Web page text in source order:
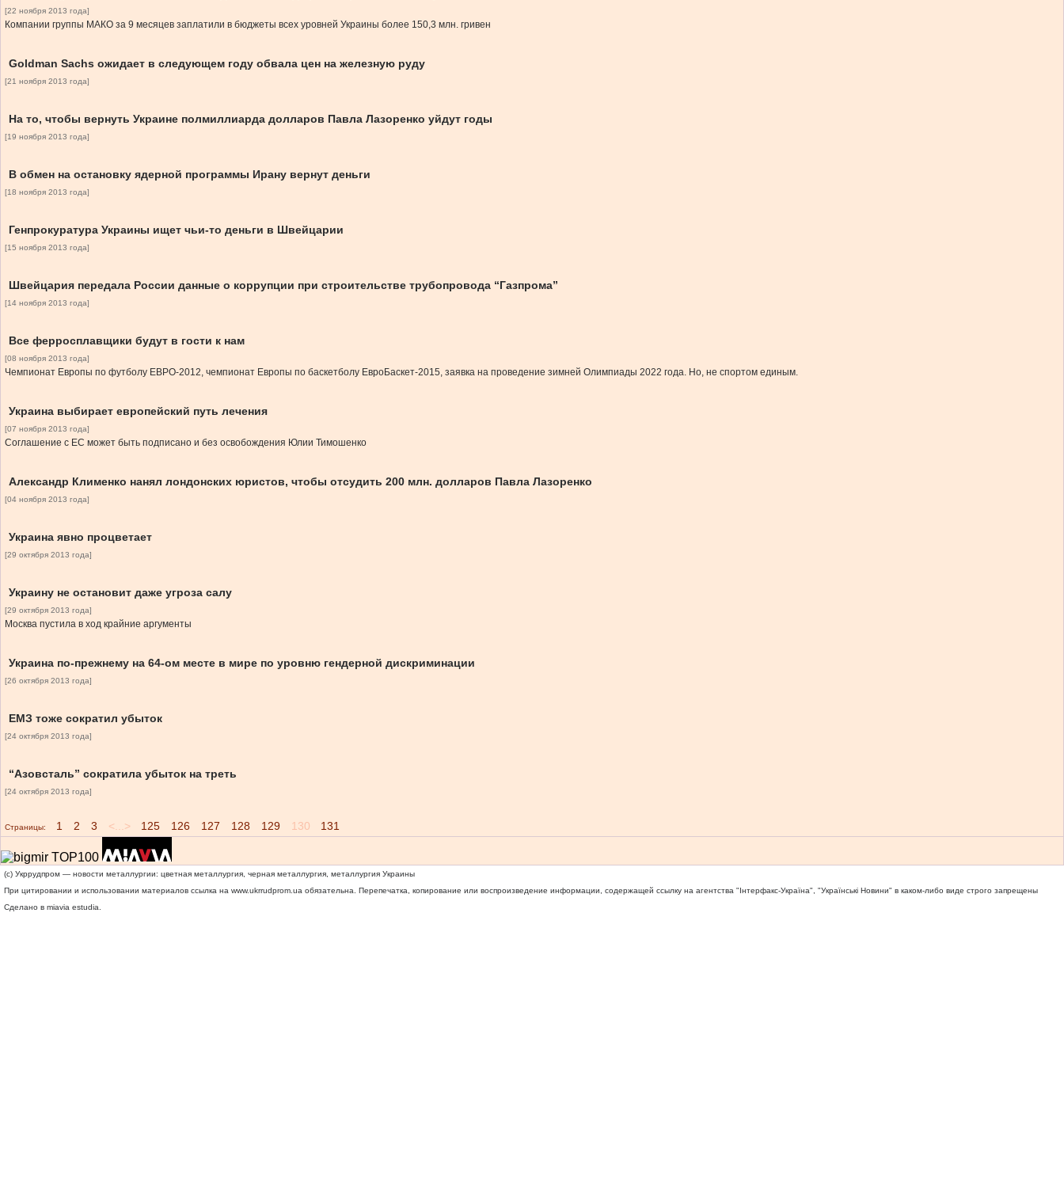
[22 ноября 2013 года]
Компании группы МАКО за 9 месяцев заплатили в бюджеты всех уровней Украины более 150,3 млн. гривен
Goldman Sachs ожидает в следующем году обвала цен на железную руду
[21 ноября 2013 года]
На то, чтобы вернуть Украине полмиллиарда долларов Павла Лазоренко уйдут годы
[19 ноября 2013 года]
В обмен на остановку ядерной программы Ирану вернут деньги
[18 ноября 2013 года]
Генпрокуратура Украины ищет чьи-то деньги в Швейцарии
[15 ноября 2013 года]
Швейцария передала России данные о коррупции при строительстве трубопровода “Газпрома”
[14 ноября 2013 года]
Все ферросплавщики будут в гости к нам
[08 ноября 2013 года]
Чемпионат Европы по футболу ЕВРО-2012, чемпионат Европы по баскетболу ЕвроБаскет-2015, заявка на проведение зимней Олимпиады 2022 года. Но, не спортом единым.
Украина выбирает европейский путь лечения
[07 ноября 2013 года]
Соглашение с ЕС может быть подписано и без освобождения Юлии Тимошенко
Александр Клименко нанял лондонских юристов, чтобы отсудить 200 млн. долларов Павла Лазоренко
[04 ноября 2013 года]
Украина явно процветает
[29 октября 2013 года]
Украину не остановит даже угроза салу
[29 октября 2013 года]
Москва пустила в ход крайние аргументы
Украина по-прежнему на 64-ом месте в мире по уровню гендерной дискриминации
[26 октября 2013 года]
ЕМЗ тоже сократил убыток
[24 октября 2013 года]
“Азовсталь” сократила убыток на треть
[24 октября 2013 года]
Страницы: 1 2 3 <...> 125 126 127 128 129 130 131
(c) Укррудпром — новости металлургии: цветная металлургия, черная металлургия, металлургия Украины
При цитировании и использовании материалов ссылка на www.ukrrudprom.ua обязательна. Перепечатка, копирование или воспроизведение информации, содержащей ссылку на агентства "Iнтерфакс-Україна", "Українськi Новини" в каком-либо виде строго запрещены
Сделано в miavia estudia.